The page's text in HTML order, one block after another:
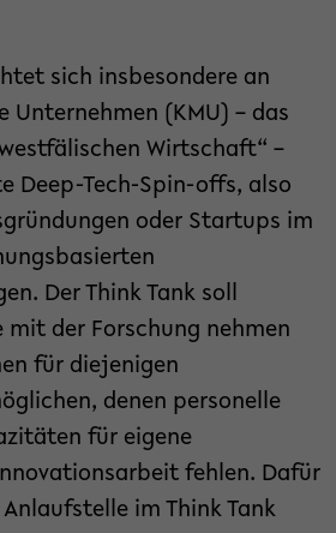
sich insbesondere an
Unternehmen (KMU) – das
Wirtschaft“ –
Deep-Tech-Spin-offs, also
oder Startups im
Der Think Tank soll
mit der Forschung nehmen
für diejenigen
denen personelle
für eigene
fehlen. Dafür
im Think Tank